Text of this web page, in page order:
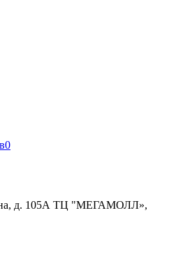
0
д. 105А ТЦ "МЕГАМОЛЛ»,